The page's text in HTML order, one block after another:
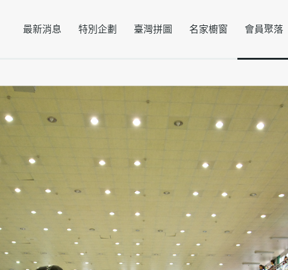
最新消息 特別企劃 臺灣拼圖 名家櫥窗 會員聚落